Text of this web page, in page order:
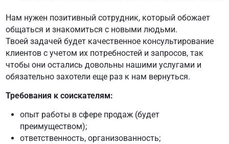
Нам нужен позитивный сотрудник, который обожает
общаться и знакомиться с новыми людьми.
Твоей задачей будет качественное консультирование
клиентов с учетом их потребностей и запросов, так
чтобы они остались довольны нашими услугами и
обязательно захотели еще раз к нам вернуться.
Требования к соискателям:
опыт работы в сфере продаж (будет
преимуществом);
ответственность, организованность;